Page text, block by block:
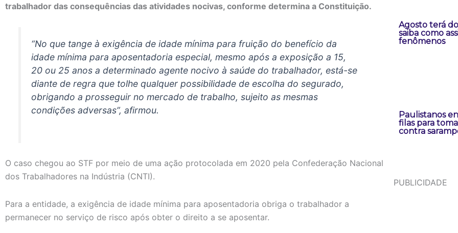
trabalhador das consequências das atividades nocivas, conforme determina a Constituição.
“No que tange à exigência de idade mínima para fruição do benefício da
idade mínima para aposentadoria especial, mesmo após a exposição a 15,
20 ou 25 anos a determinado agente nocivo à saúde do trabalhador, está-se
diante de regra que tolhe qualquer possibilidade de escolha do segurado,
obrigando a prosseguir no mercado de trabalho, sujeito as mesmas
condições adversas”, afirmou.
O caso chegou ao STF por meio de uma ação protocolada em 2020 pela Confederação Nacional
dos Trabalhadores na Indústria (CNTI).
Para a entidade, a exigência de idade mínima para aposentadoria obriga o trabalhador a
permanecer no serviço de risco após obter o direito a se aposentar.
Agosto terá
saiba como
fenômenos
Paulistanos
filas para
contra
PUBLICIDADE